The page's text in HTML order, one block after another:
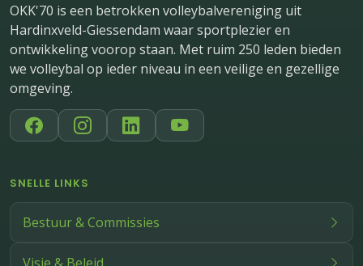
OKK'70 is een betrokken volleybalvereniging uit
Hardinxveld-Giessendam waar sportplezier en
ontwikkeling voorop staan. Met ruim 250 leden bieden
we volleybal op ieder niveau in een veilige en gezellige
omgeving.
SNELLE LINKS
Bestuur & Commissies